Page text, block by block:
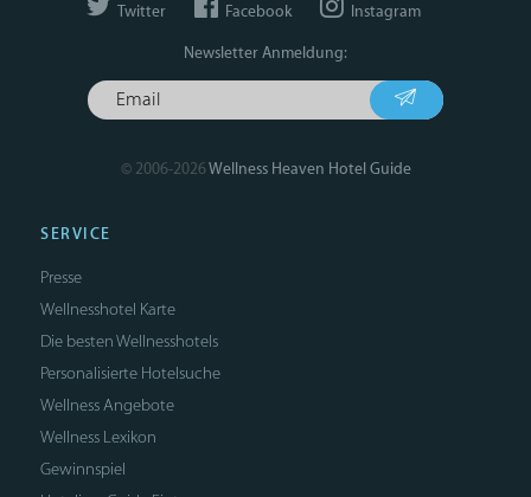
Twitter Facebook Instagram
Newsletter Anmeldung:
© 2006-2026Wellness Heaven Hotel Guide
SERVICE
Presse
Wellnesshotel Karte
Die besten Wellnesshotels
Personalisierte Hotelsuche
Wellness Angebote
Wellness Lexikon
Gewinnspiel